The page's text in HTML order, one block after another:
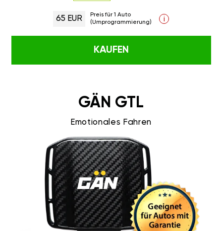
65 EUR
Preis für 1 Auto
(Umprogrammierung)
i
KAUFEN
GÄN GTL
Emotionales Fahren